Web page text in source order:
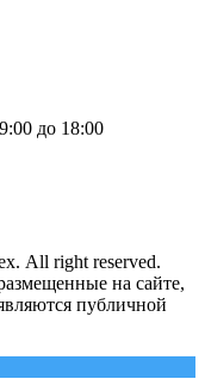
до 18:00
All right reserved.
на сайте,
публичной